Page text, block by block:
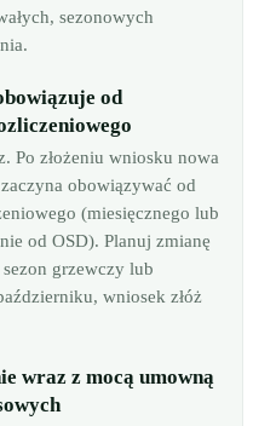
sezonowych
od
Po złożeniu wniosku nowa
obowiązywać od
(miesięcznego lub
od OSD). Planuj zmianę
grzewczy lub
wniosek złóż
wraz z mocą umowną